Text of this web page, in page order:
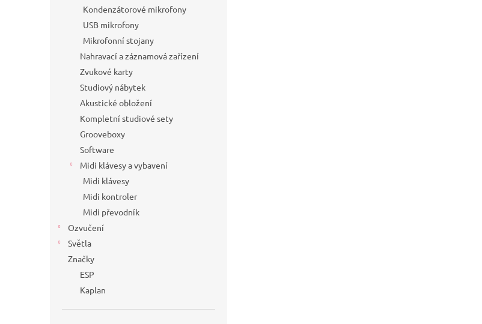
Kondenzátorové mikrofony
USB mikrofony
Mikrofonní stojany
Nahravací a záznamová zařízení
Zvukové karty
Studiový nábytek
Akustické obložení
Kompletní studiové sety
Grooveboxy
Software
Midi klávesy a vybavení
Midi klávesy
Midi kontroler
Midi převodník
Ozvučení
Světla
Značky
ESP
Kaplan